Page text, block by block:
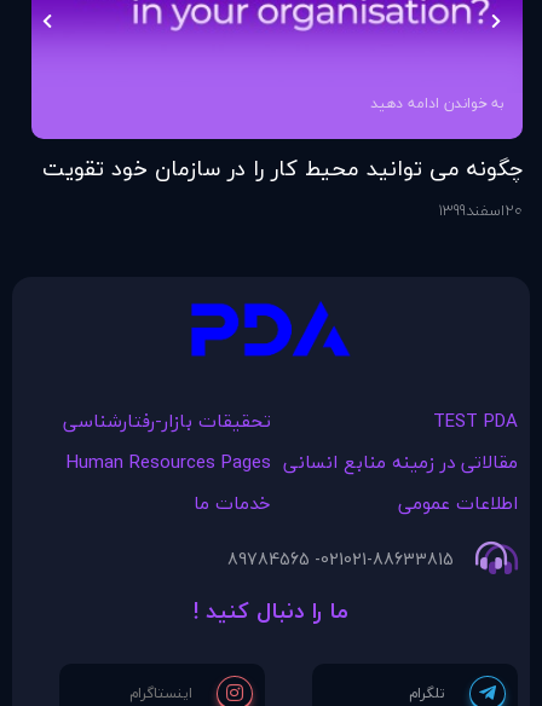
به خواندن ادامه دهید
چگونه می توانید محیط کار را در سازمان خود تقویت
کنید؟
20اسفند1399
TEST PDA
تحقیقات بازار-رفتارشناسی
مقالاتی در زمينه منابع انسانی Human Resources Pages
اطلاعات عمومی
خدمات ما
021-88633815
021- 89784565
ما را دنبال کنید !